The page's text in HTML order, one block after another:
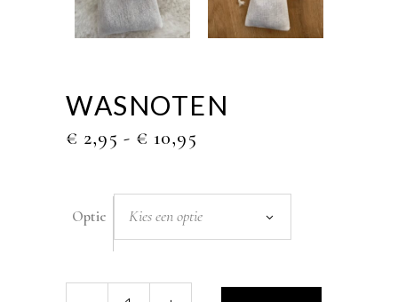
WASNOTEN
€ 2,95 - € 10,95
€ 10,95
Optie Kies een optie